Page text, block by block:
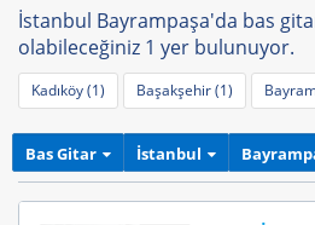
İstanbul Bayrampaşa'da bas
olabileceğiniz 1 yer bulunuyor.
Kadıköy (1) Başakşehir (1)
Bas Gitar İstanbul